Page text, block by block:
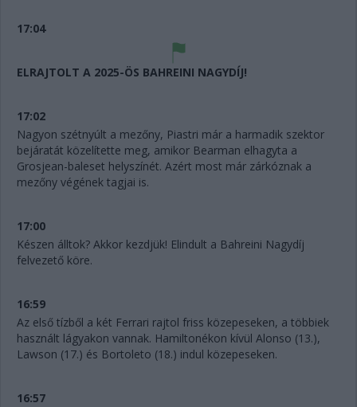
17:04
ELRAJTOLT A 2025-ÖS BAHREINI NAGYDÍJ!
17:02
Nagyon szétnyúlt a mezőny, Piastri már a harmadik szektor
bejáratát közelítette meg, amikor Bearman elhagyta a
Grosjean-baleset helyszínét. Azért most már zárkóznak a
mezőny végének tagjai is.
17:00
Készen álltok? Akkor kezdjük! Elindult a Bahreini Nagydíj
felvezető köre.
16:59
Az első tízből a két Ferrari rajtol friss közepeseken, a többiek
használt lágyakon vannak. Hamiltonékon kívül Alonso (13.),
Lawson (17.) és Bortoleto (18.) indul közepeseken.
16:57